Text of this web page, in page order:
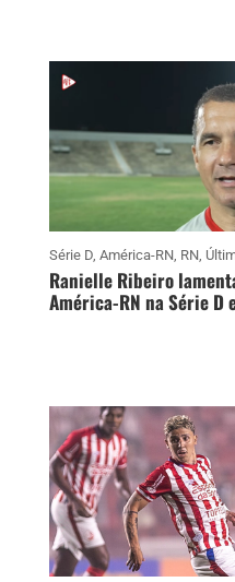
Série D, América-RN, RN,
Ranielle Ribeiro
América-RN na Série D